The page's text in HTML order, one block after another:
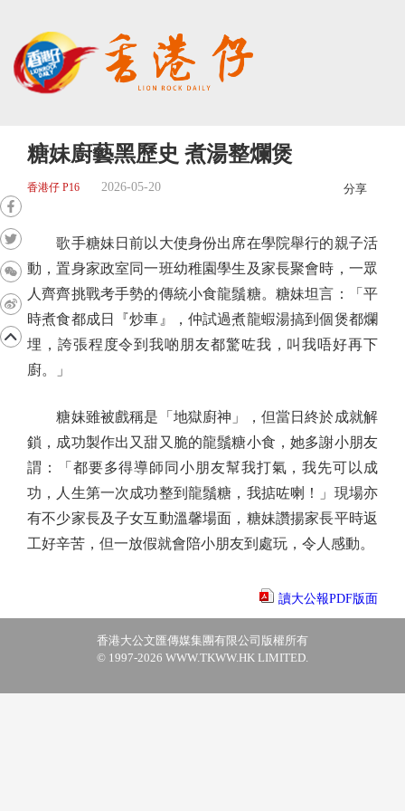
糖妹廚藝黑歷史 煮湯整爛煲
香港仔 P16 2026-05-20 分享
歌手糖妹日前以大使身份出席在學院舉行的親子活
動，置身家政室同一班幼稚園學生及家長聚會時，一眾
人齊齊挑戰考手勢的傳統小食龍鬚糖。糖妹坦言：「平
時煮食都成日『炒車』，仲試過煮龍蝦湯搞到個煲都爛
埋，誇張程度令到我啲朋友都驚咗我，叫我唔好再下
廚。」
糖妹雖被戲稱是「地獄廚神」，但當日終於成就解
鎖，成功製作出又甜又脆的龍鬚糖小食，她多謝小朋友
謂：「都要多得導師同小朋友幫我打氣，我先可以成
功，人生第一次成功整到龍鬚糖，我掂咗喇！」現場亦
有不少家長及子女互動溫馨場面，糖妹讚揚家長平時返
工好辛苦，但一放假就會陪小朋友到處玩，令人感動。
讀大公報PDF版面
香港大公文匯傳媒集團有限公司版權所有
© 1997-2026 WWW.TKWW.HK LIMITED.